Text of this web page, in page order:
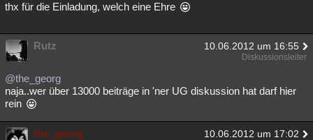
thx für die Einladung, welch eine Ehre
Rutz 10.06.2012 um 16:55
Diskussionsleiter
@the_georg
naja..wer über 13000 beiträge in 'ner UG diskussion hat darf hier
rein
the_georg 10.06.2012 um 17:02